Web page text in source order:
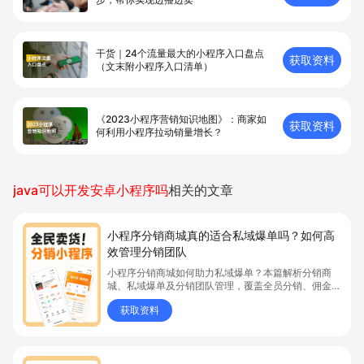
干货｜24个流量最大的小程序入口盘点
（文末附小程序入口清单）
获取资料
《2023小程序营销知识地图》：商家如
何利用小程序拉动销量增长？
获取资料
java可以开发安卓小程序吗相关的文章
小程序分销商城真的适合私域爆单吗？如何高
效管理分销团队
小程序分销商城如何助力私域爆单？本篇解析分销商
城、私域爆单及分销团队管理，覆盖全员分销、佣金结
算、企微绑定等场景，帮助品牌和商家高效管理分销团
队，实现分销业绩持续增长。立即了解分销商城核心功
能，点击获取私域运营新思路。
获取资料